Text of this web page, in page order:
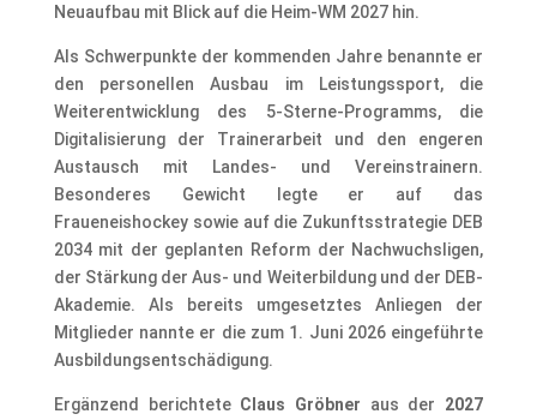
Neuaufbau mit Blick auf die Heim-WM 2027 hin.
Als Schwerpunkte der kommenden Jahre benannte er
den personellen Ausbau im Leistungssport, die
Weiterentwicklung des 5-Sterne-Programms, die
Digitalisierung der Trainerarbeit und den engeren
Austausch mit Landes- und Vereinstrainern.
Besonderes Gewicht legte er auf das
Fraueneishockey sowie auf die Zukunftsstrategie DEB
2034 mit der geplanten Reform der Nachwuchsligen,
der Stärkung der Aus- und Weiterbildung und der DEB-
Akademie. Als bereits umgesetztes Anliegen der
Mitglieder nannte er die zum 1. Juni 2026 eingeführte
Ausbildungsentschädigung.
Ergänzend berichtete Claus Gröbner aus der 2027